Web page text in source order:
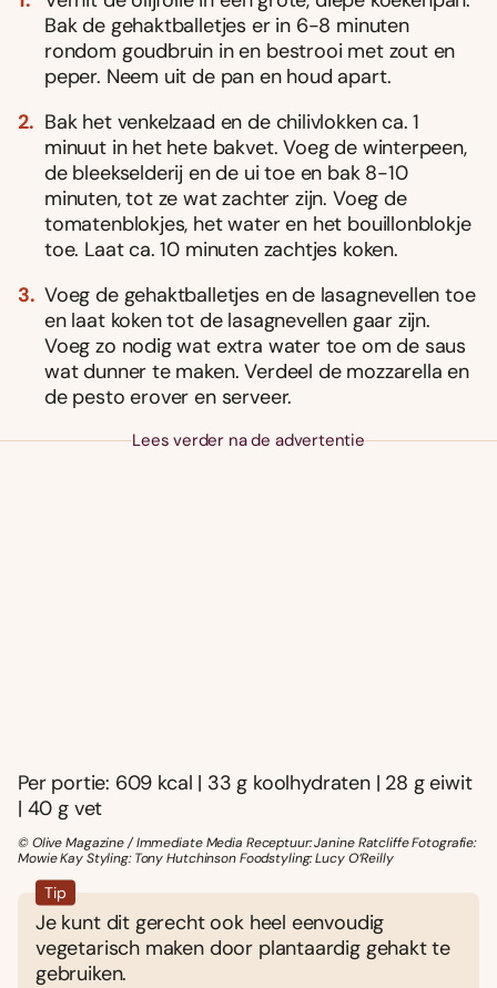
Bak de gehaktballetjes er in 6-8 minuten
rondom goudbruin in en bestrooi met zout en
peper. Neem uit de pan en houd apart.
Bak het venkelzaad en de chilivlokken ca. 1
minuut in het hete bakvet. Voeg de winterpeen,
de bleekselderij en de ui toe en bak 8-10
minuten, tot ze wat zachter zijn. Voeg de
tomatenblokjes, het water en het bouillonblokje
toe. Laat ca. 10 minuten zachtjes koken.
Voeg de gehaktballetjes en de lasagnevellen toe
en laat koken tot de lasagnevellen gaar zijn.
Voeg zo nodig wat extra water toe om de saus
wat dunner te maken. Verdeel de mozzarella en
de pesto erover en serveer.
Lees verder na de advertentie
Per portie: 609 kcal | 33 g koolhydraten | 28 g eiwit
| 40 g vet
© Olive Magazine / Immediate Media Receptuur: Janine Ratcliffe Fotografie:
Mowie Kay Styling: Tony Hutchinson Foodstyling: Lucy O‘Reilly
Tip
Je kunt dit gerecht ook heel eenvoudig
vegetarisch maken door plantaardig gehakt te
gebruiken.